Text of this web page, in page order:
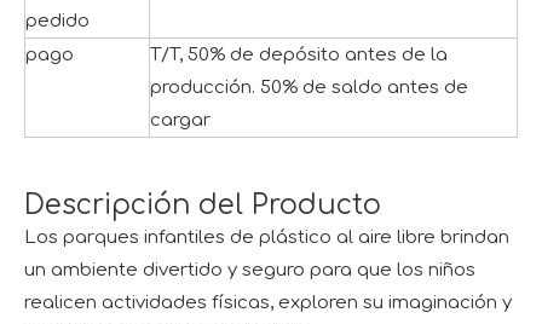
pedido
pago
T/T, 50% de depósito antes de la
producción. 50% de saldo antes de
cargar
Descripción del Producto
Los parques infantiles de plástico al aire libre brindan
un ambiente divertido y seguro para que los niños
realicen actividades físicas, exploren su imaginación y